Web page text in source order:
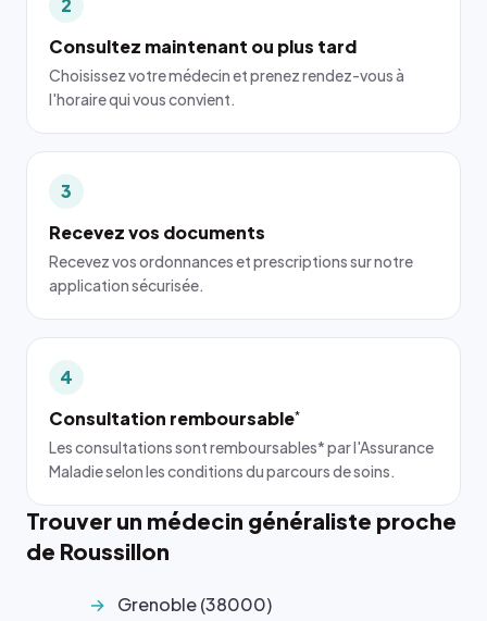
2
Consultez maintenant ou plus tard
Choisissez votre médecin et prenez rendez-vous à
l'horaire qui vous convient.
3
Recevez vos documents
Recevez vos ordonnances et prescriptions sur notre
application sécurisée.
4
Consultation remboursable*
Les consultations sont remboursables* par l'Assurance
Maladie selon les conditions du parcours de soins.
Trouver un médecin généraliste proche
de Roussillon
Grenoble (38000)